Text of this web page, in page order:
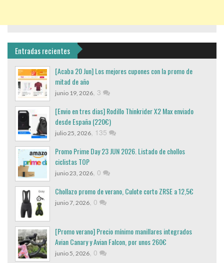
Entradas recientes
[Acaba 20 Jun] Los mejores cupones con la promo de
mitad de año
junio 19, 2026, 3
[Envio en tres dias] Rodillo Thinkrider X2 Max enviado
desde España (220€)
julio 25, 2026, 135
Promo Prime Day 23 JUN 2026. Listado de chollos
ciclistas TOP
junio 23, 2026, 0
Chollazo promo de verano, Culote corto ZRSE a 12,5€
junio 7, 2026, 0
[Promo verano] Precio mínimo manillares integrados
Avian Canary y Avian Falcon, por unos 260€
junio 5, 2026, 0